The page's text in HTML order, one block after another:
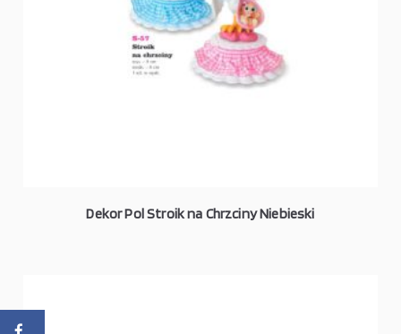
Dekor Pol Stroik na Chrzciny Niebieski